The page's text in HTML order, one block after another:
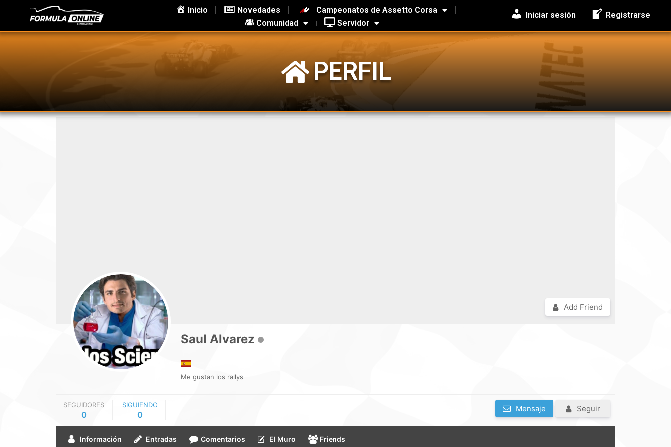
Inicio Novedades
Campeonatos de Assetto Corsa
Comunidad
Servidor
Iniciar sesión Registrarse
PERFIL
Add Friend
Saul Alvarez
Me gustan los rallys
SEGUIDORES
0
SIGUIENDO
0
Seguir
Mensaje
Información Entradas Comentarios El Muro Friends